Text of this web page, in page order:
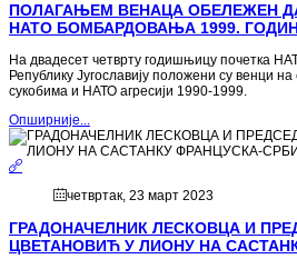
ПОЛАГАЊЕМ ВЕНАЦА ОБЕЛЕЖЕН
НАТО БОМБАРДОВАЊА 1999.
На двадесет четврту годишњицу почетка
Републику Југославију положени су венци
сукобима и НАТО агресији 1990-1999.
Опширније...
четвртак, 23 март 2023
ГРАДОНАЧЕЛНИК ЛЕСКОВЦА И
ЦВЕТАНОВИЋ У ЛИОНУ НА